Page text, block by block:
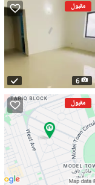
مقبول
6
مقبول